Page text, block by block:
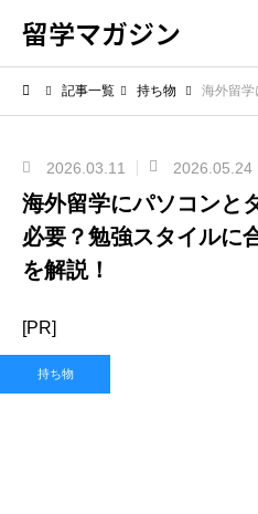
留学マガジン
記事一覧 持ち物 海外留学にパソコン
2026.03.11 2026.05.24
海外留学にパソコンと
必要？勉強スタイルに
を解説！
[PR]
持ち物